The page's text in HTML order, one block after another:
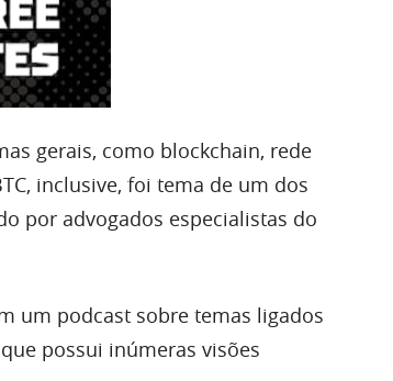
gerais, como blockchain, rede
inclusive, foi tema de um dos
por advogados especialistas do
um podcast sobre temas ligados
possui inúmeras visões